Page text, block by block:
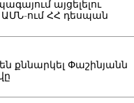
այցելելու
ում ՀՀ դեսպան
քննարկել Փաշինյանն